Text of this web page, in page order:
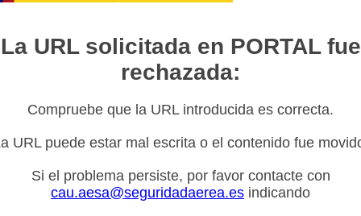
La URL solicitada en PORTAL fue
rechazada:
Compruebe que la URL introducida es correcta.
URL puede estar mal escrita o el contenido fue
Si el problema persiste, por favor contacte con
cau.aesa@seguridadaerea.es indicando